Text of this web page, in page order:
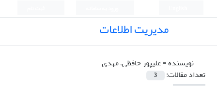
مدیریت اطلاعات
نویسنده =علیپور حافظی، مهدی
تعداد مقالات:
3